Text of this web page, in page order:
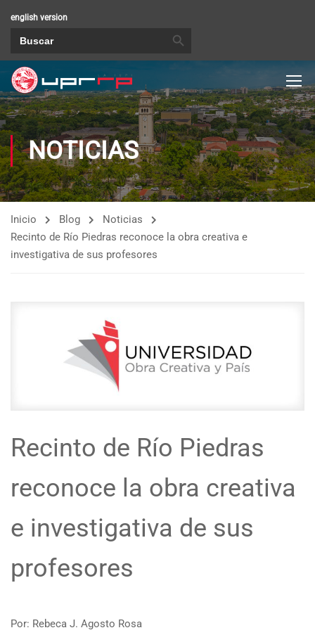
english version
NOTICIAS
Inicio Blog
Noticias
Recinto de Río Piedras reconoce la obra creativa e
investigativa de sus profesores
Recinto de Río Piedras
reconoce la obra creativa
e investigativa de sus
profesores
Por: Rebeca J. Agosto Rosa